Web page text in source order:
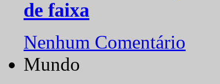
de faixa
Nenhum Comentário
Mundo